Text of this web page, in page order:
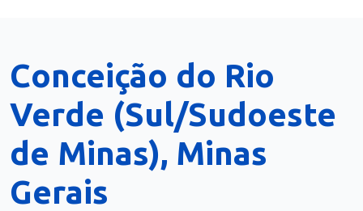
Conceição do Rio
Verde (Sul/Sudoeste
de Minas), Minas
Gerais